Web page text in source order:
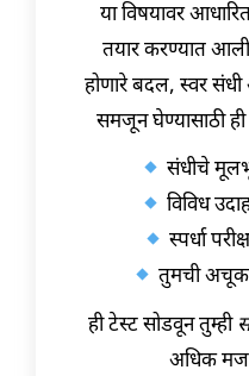
या विषयावर
तयार करण्यात
होणारे बदल, स्वर
समजून घेण्यासाठी
संधीचे
विविध
स्पर्धा
तुमची
ही टेस्ट सोडवून तुम्ही
अधिक